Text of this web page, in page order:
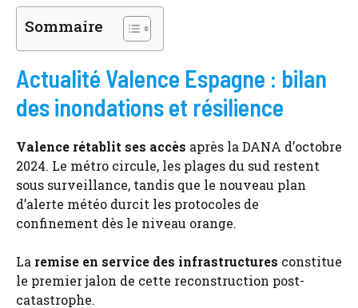
Sommaire
Actualité Valence Espagne : bilan
des inondations et résilience
Valence rétablit ses accès après la DANA d’octobre
2024. Le métro circule, les plages du sud restent
sous surveillance, tandis que le nouveau plan
d’alerte météo durcit les protocoles de
confinement dès le niveau orange.
La remise en service des infrastructures constitue
le premier jalon de cette reconstruction post-
catastrophe.